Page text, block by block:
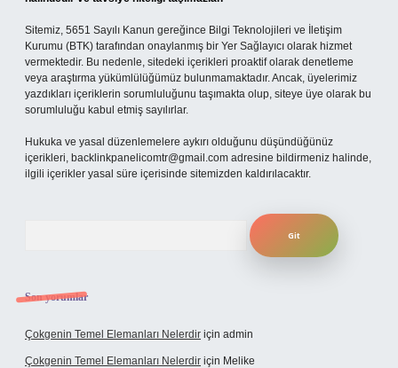
Sitemiz, 5651 Sayılı Kanun gereğince Bilgi Teknolojileri ve İletişim
Kurumu (BTK) tarafından onaylanmış bir Yer Sağlayıcı olarak hizmet
vermektedir. Bu nedenle, sitedeki içerikleri proaktif olarak denetleme
veya araştırma yükümlülüğümüz bulunmamaktadır. Ancak, üyelerimiz
yazdıkları içeriklerin sorumluluğunu taşımakta olup, siteye üye olarak bu
sorumluluğu kabul etmiş sayılırlar.
Hukuka ve yasal düzenlemelere aykırı olduğunu düşündüğünüz
içerikleri, backlinkpanelicomtr@gmail.com adresine bildirmeniz halinde,
ilgili içerikler yasal süre içerisinde sitemizden kaldırılacaktır.
Son yorumlar
Çokgenin Temel Elemanları Nelerdir için admin
Çokgenin Temel Elemanları Nelerdir için Melike